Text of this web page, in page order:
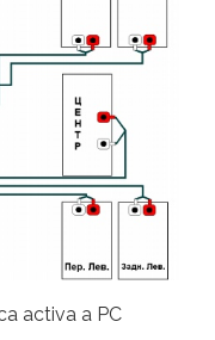
activa a PC